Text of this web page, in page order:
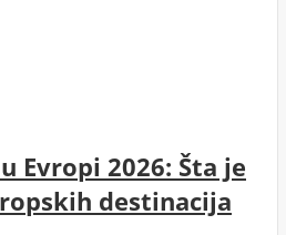
Evropi 2026: Šta je
destinacija